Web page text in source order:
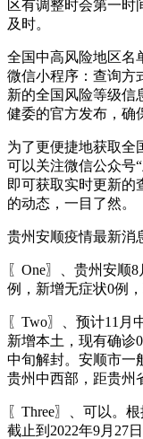
区有调整时会第一时
及时。
全国中高风险地区名
微信小程序：查询方
新的全国风险等级信
健委的官方发布，确
为了更便捷地获取全
可以关注微信公众号
即可获取实时更新的
的动态，一目了然。
贵州安顺疫情最新消
〖One〗、贵州安顺
例，新增无症状0例，
〖Two〗、预计11月
新增本土，现有确诊
中旬解封。安顺市一
贵州中西部，距贵州
〖Three〗、可以。
截止到2022年9月27